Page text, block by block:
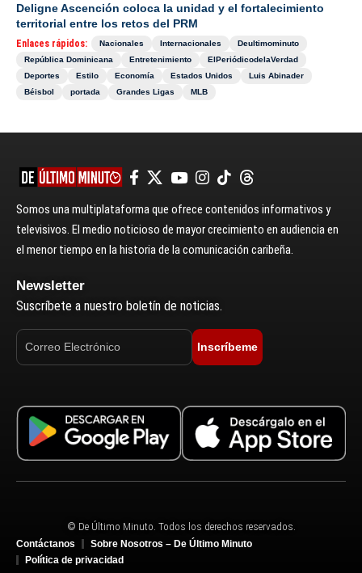
Deligne Ascención coloca la unidad y el fortalecimiento
territorial entre los retos del PRM
Enlaces rápidos: Nacionales Internacionales
Deultimominuto
República Dominicana
Entretenimiento
ElPeriódicodelaVerdad
Deportes
Estilo Economía Estados Unidos
Luis Abinader
Béisbol
portada Grandes Ligas MLB
Somos una multiplataforma que ofrece contenidos informativos y
televisivos. El medio noticioso de mayor crecimiento en audiencia en
el menor tiempo en la historia de la comunicación caribeña.
Newsletter
Suscríbete a nuestro boletín de noticias.
Inscríbeme
© De Último Minuto. Todos los derechos reservados.
Contáctanos
Sobre Nosotros – De Último Minuto
Política de privacidad